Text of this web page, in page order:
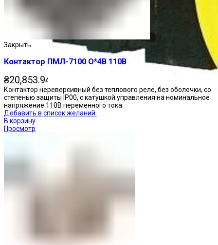
Закрыть
Контактор ПМЛ-7100 О*4В 110В
₴20,853.94
Контактор нереверсивный без теплового реле, без оболочки, со
степенью защиты IP00, с катушкой управления на номинальное
напряжение 110В переменного тока.
Добавить в список желаний
В корзину
Просмотр